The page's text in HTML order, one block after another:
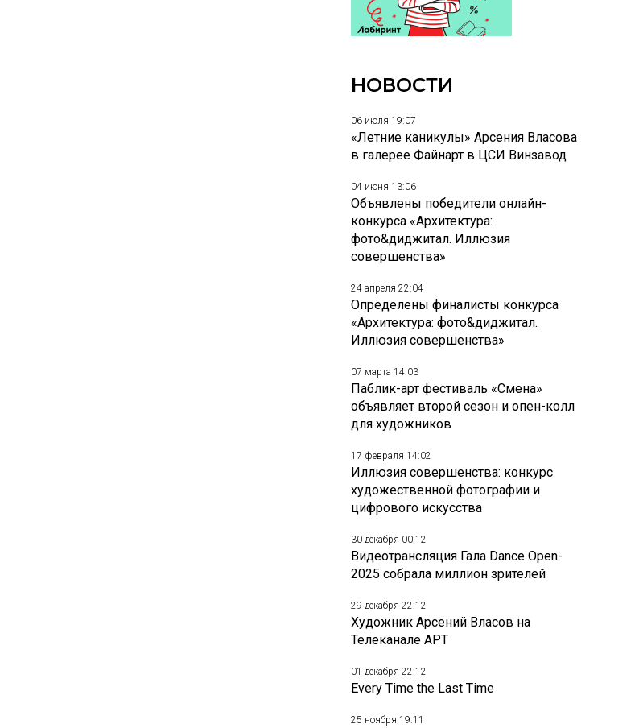
НОВОСТИ
06 июля 19:07
«Летние каникулы» Арсения Власова
в галерее Файнарт в ЦСИ Винзавод
04 июня 13:06
Объявлены победители онлайн-
конкурса «Архитектура:
фото&диджитал. Иллюзия
совершенства»
24 апреля 22:04
Определены финалисты конкурса
«Архитектура: фото&диджитал.
Иллюзия совершенства»
07 марта 14:03
Паблик-арт фестиваль «Смена»
объявляет второй сезон и опен-колл
для художников
17 февраля 14:02
Иллюзия совершенства: конкурс
художественной фотографии и
цифрового искусства
30 декабря 00:12
Видеотрансляция Гала Dance Open-
2025 собрала миллион зрителей
29 декабря 22:12
Художник Арсений Власов на
Телеканале АРТ
01 декабря 22:12
Every Time the Last Time
25 ноября 19:11